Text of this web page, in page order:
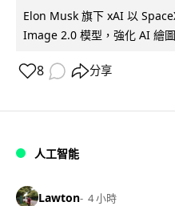
Elon Musk 旗下 xAI 以
Image 2.0 模型，強化 AI 繪
8 分享
人工智能
Lawton 4 小時